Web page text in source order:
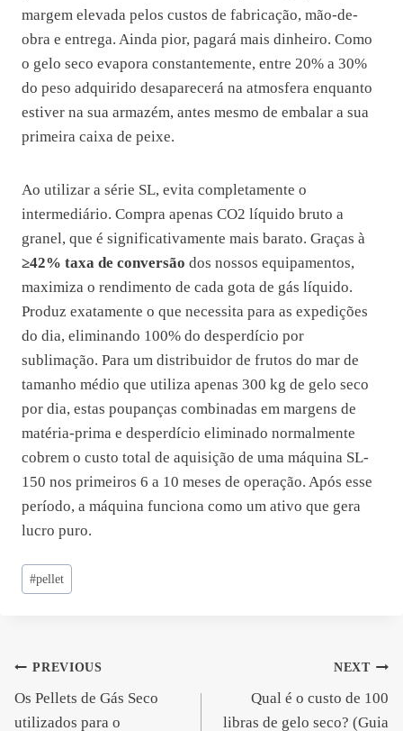
margem elevada pelos custos de fabricação, mão-de-
obra e entrega. Ainda pior, pagará mais dinheiro. Como
o gelo seco evapora constantemente, entre 20% a 30%
do peso adquirido desaparecerá na atmosfera enquanto
estiver na sua armazém, antes mesmo de embalar a sua
primeira caixa de peixe.
Ao utilizar a série SL, evita completamente o
intermediário. Compra apenas CO2 líquido bruto a
granel, que é significativamente mais barato. Graças à
≥42% taxa de conversão dos nossos equipamentos,
maximiza o rendimento de cada gota de gás líquido.
Produz exatamente o que necessita para as expedições
do dia, eliminando 100% do desperdício por
sublimação. Para um distribuidor de frutos do mar de
tamanho médio que utiliza apenas 300 kg de gelo seco
por dia, estas poupanças combinadas em margens de
matéria-prima e desperdício eliminado normalmente
cobrem o custo total de aquisição de uma máquina SL-
150 nos primeiros 6 a 10 meses de operação. Após esse
período, a máquina funciona como um ativo que gera
lucro puro.
Post
Tags:
#pellet
Navegação
de
PREVIOUS
Os Pellets de Gás Seco
utilizados para o
NEXT
Qual é o custo de 100
libras de gelo seco? (Guia